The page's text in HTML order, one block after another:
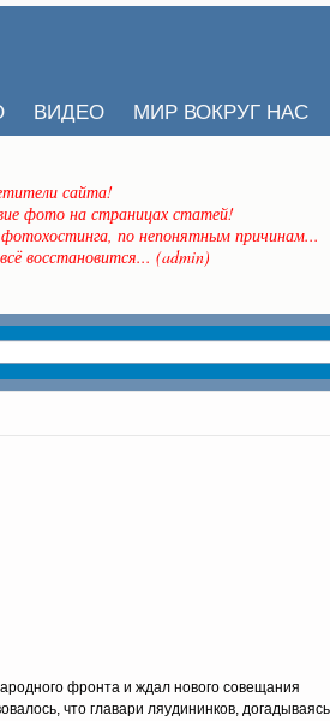
ВИДЕО МИР ВОКРУГ НАС
сайта!
фото на страницах статей!
по непонятным причинам...
восстановится... (admin)
фронта и ждал нового совещания
что главари ляудининков,